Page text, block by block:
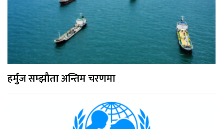
हर्मुज सम्झौता अन्तिम चरणमा